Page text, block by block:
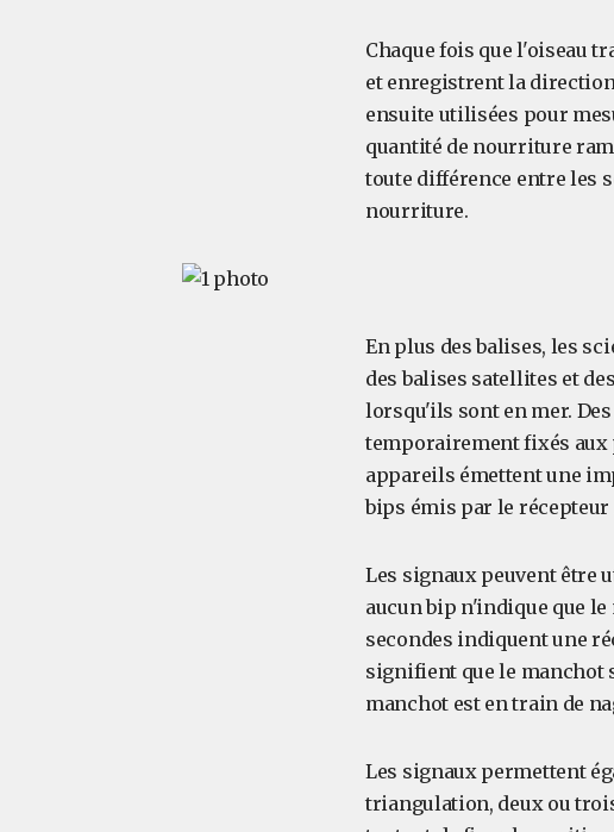
Chaque fois que l'oiseau
et enregistrent la
ensuite utilisées pour
quantité de nourriture
toute différence entre les
nourriture.
En plus des balises, les
des balises satellites et
lorsqu'ils sont en mer.
temporairement fixés aux
appareils émettent une
bips émis par le
Les signaux peuvent être
aucun bip n'indique que
secondes indiquent une
signifient que le manchot
manchot est en train de
Les signaux permettent
triangulation, deux ou